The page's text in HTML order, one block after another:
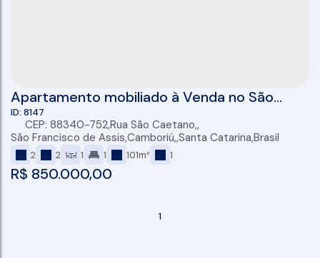
Apartamento mobiliado à Venda no São
Francisco e Assis, 67m², 2 dormitórios
(1suíte), 1 vaga privativa, Camboriú
R$ 850.000,00
8147
CEP: 88340-752,Rua São Caetano ,
São Francisco de Assis,Camboriú ,Santa Catarina,Brasil
2 2 1 1 101m² 1
1